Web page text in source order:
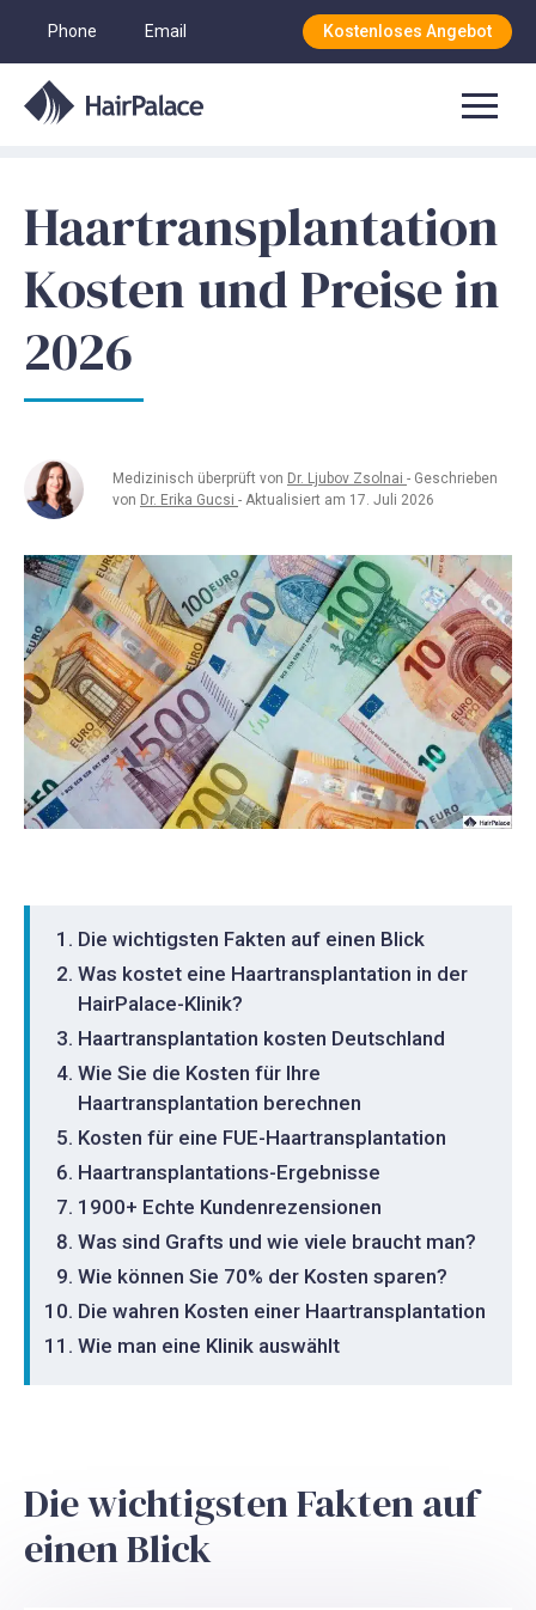
Phone Email Kostenloses Angebot
Haartransplantation
Kosten und Preise in
2026
Medizinisch überprüft von Dr. Ljubov Zsolnai - Geschrieben
von Dr. Erika Gucsi - Aktualisiert am 17. Juli 2026
Die wichtigsten Fakten auf einen Blick
Was kostet eine Haartransplantation in der
HairPalace-Klinik?
Haartransplantation kosten Deutschland
Wie Sie die Kosten für Ihre
Haartransplantation berechnen
Kosten für eine FUE-Haartransplantation
Haartransplantations-Ergebnisse
1900+ Echte Kundenrezensionen
Was sind Grafts und wie viele braucht man?
Wie können Sie 70% der Kosten sparen?
Die wahren Kosten einer Haartransplantation
Wie man eine Klinik auswählt
Die wichtigsten Fakten auf
einen Blick